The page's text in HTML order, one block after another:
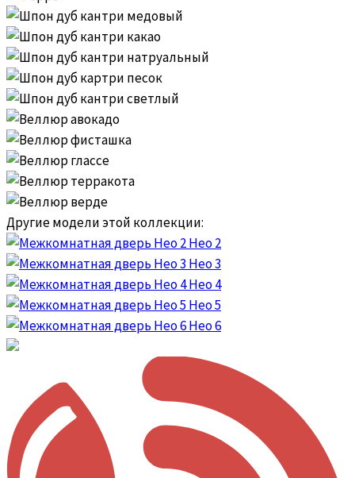
Другие модели этой коллекции:
Нео 2
Нео 3
Нео 4
Нео 5
Нео 6